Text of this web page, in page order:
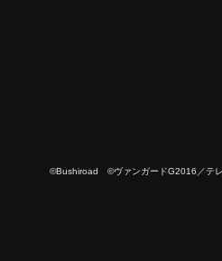
©Bushiroad ©ヴァンガードG2016／テ